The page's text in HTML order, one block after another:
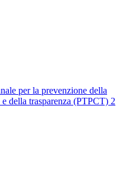
per la prevenzione della
della trasparenza (PTPCT) 2